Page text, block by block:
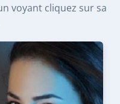
voyant cliquez sur sa